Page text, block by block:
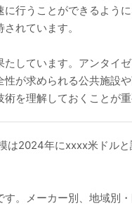
行うことができるよう
れています。
しています。アンタイ
が求められる公共施設
を理解しておくことが重
は2024年にxxxx米ドル
。メーカー別、地域別